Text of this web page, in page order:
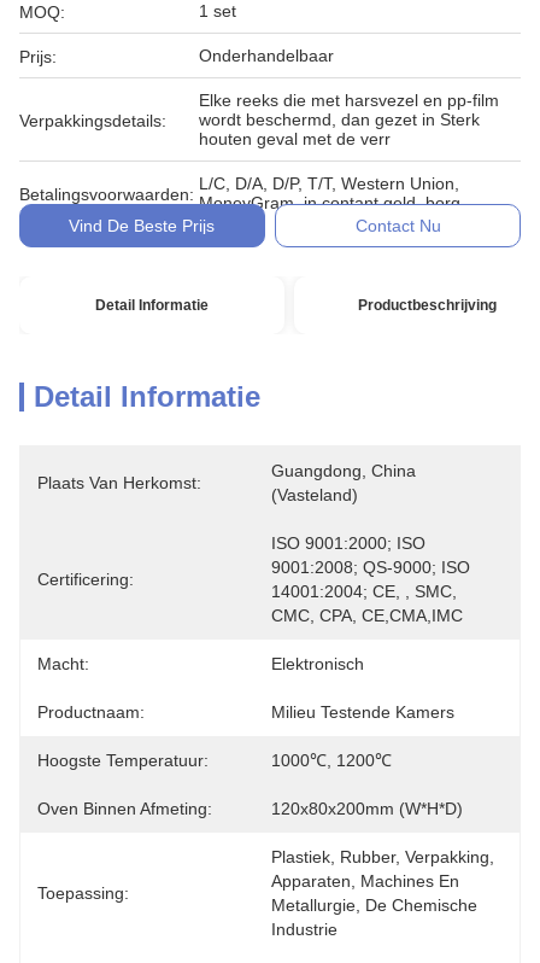
MOQ: 1 set
Prijs: Onderhandelbaar
Verpakkingsdetails:
Elke reeks die met harsvezel en pp-film
wordt beschermd, dan gezet in Sterk
houten geval met de verr
Betalingsvoorwaarden:
L/C, D/A, D/P, T/T, Western Union,
MoneyGram, in contant geld, borg
Vind De Beste Prijs
Contact Nu
Detail Informatie Productbeschrijving
Detail Informatie
Plaats Van Herkomst:
Guangdong, China
(vasteland)
Certificering:
ISO 9001:2000; ISO
9001:2008; QS-9000; ISO
14001:2004; CE, , SMC,
CMC, CPA, CE,CMA,IMC
Macht: Elektronisch
Productnaam: Milieu Testende Kamers
Hoogste Temperatuur: 1000℃, 1200℃
Oven Binnen Afmeting: 120x80x200mm (W*H*D)
Toepassing:
Plastiek, Rubber, Verpakking,
Apparaten, Machines En
Metallurgie, De Chemische
Industrie